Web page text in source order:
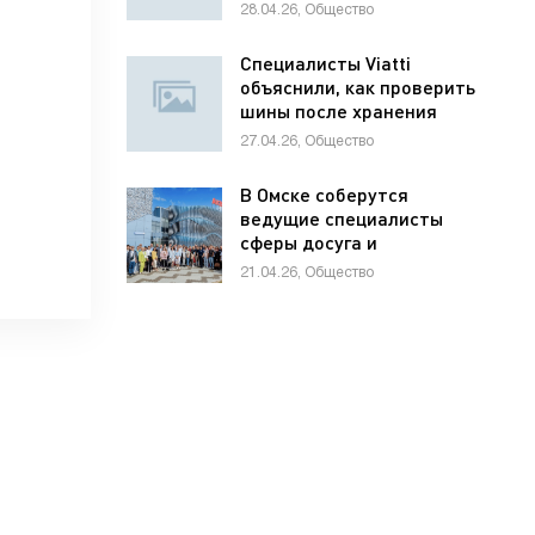
28.04.26, Общество
Специалисты Viatti
объяснили, как проверить
шины после хранения
27.04.26, Общество
В Омске соберутся
ведущие специалисты
сферы досуга и
развлечений России и
21.04.26, Общество